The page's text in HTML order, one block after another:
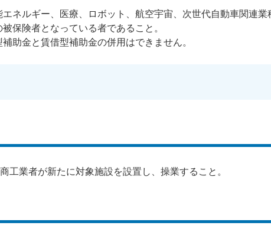
ネルギー、医療、ロボット、航空宇宙、次世代自動車関連業
保険者となっている者であること。
助金と賃借型補助金の併用はできません。
工業者が新たに対象施設を設置し、操業すること。